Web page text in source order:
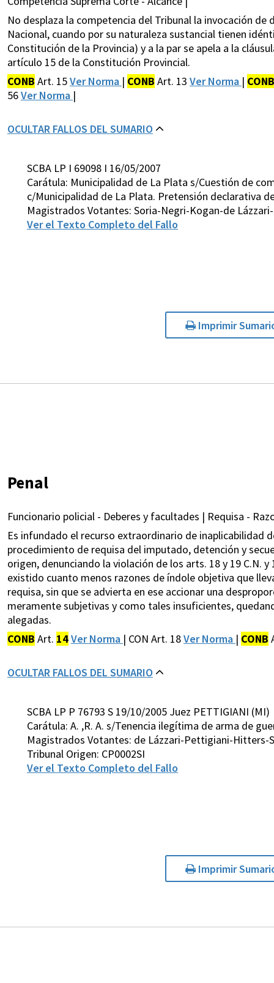
No desplaza la competencia del Tribunal la invocación
Nacional, cuando por su naturaleza sustancial tienen
Constitución de la Provincia) y a la par se apela a la
artículo 15 de la Constitución Provincial.
CONB Art. 15Ver Norma | CONB Art. 13 Ver Norma | CONB
56Ver Norma |
OCULTAR FALLOS DEL SUMARIO
SCBA LP I 69098 I 16/05/2007
Carátula: Municipalidad de La Plata s/Cuestión de
c/Municipalidad de La Plata. Pretensión declarativa
Magistrados Votantes: Soria-Negri-Kogan-de
Ver el Texto Completo del Fallo
Imprimir
Penal
Funcionario policial - Deberes y facultades | Requisa -
Es infundado el recurso extraordinario de inaplicabilidad
procedimiento de requisa del imputado, detención y
origen, denunciando la violación de los arts. 18 y 19 C.N. y
existido cuanto menos razones de índole objetiva que
requisa, sin que se advierta en ese accionar una
meramente subjetivas y como tales insuficientes,
alegadas.
CONB Art. 14Ver Norma | CON Art. 18Ver Norma | CONB
OCULTAR FALLOS DEL SUMARIO
SCBA LP P 76793 S 19/10/2005 Juez PETTIGIANI (MI)
Carátula: A. ,R. A. s/Tenencia ilegítima de arma de
Magistrados Votantes: de Lázzari-Pettigiani-Hitters-
Tribunal Origen: CP0002SI
Ver el Texto Completo del Fallo
Imprimir